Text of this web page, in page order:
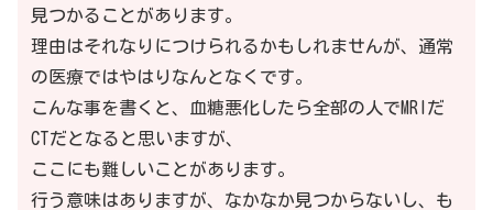
見つかることがあります。
理由はそれなりにつけられるかもしれませんが、通常
の医療ではやはりなんとなくです。
こんな事を書くと、血糖悪化したら全部の人でMRIだ
CTだとなると思いますが、
ここにも難しいことがあります。
行う意味はありますが、なかなか見つからないし、も